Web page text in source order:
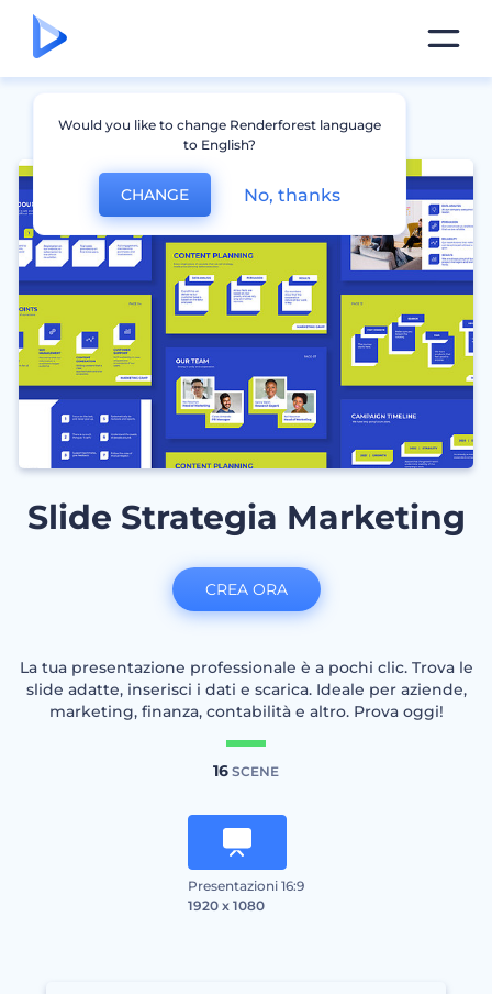
Slide Strategia Marketing
La tua presentazione professionale è a pochi clic. Trova le
slide adatte, inserisci i dati e scarica. Ideale per aziende,
marketing, finanza, contabilità e altro. Prova oggi!
16 SCENE
Presentazioni 16:9
1920 x 1080
CREA ORA
Would you like to change Renderforest language
to English?
CHANGE No, thanks